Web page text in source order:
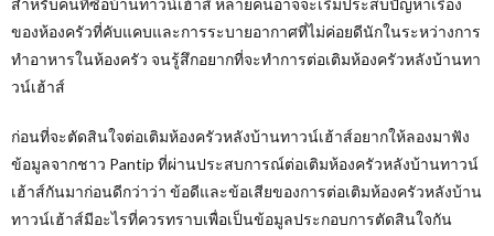
สำหรับคนที่ซื้อบ้านทาวน์เฮ้าส์ หลายคนอาจจะเริ่มประสบปัญหาเรื่อง
ของห้องครัวที่คับแคบและการระบายอากาศที่ไม่ค่อยดีนักในระหว่างการ
ทำอาหารในห้องครัว จนรู้สึกอยากที่จะทำการต่อเติมห้องครัวหลังบ้านทา
วน์เฮ้าส์
ก่อนที่จะตัดสินใจต่อเติมห้องครัวหลังบ้านทาวน์เฮ้าส์อยากให้ลองมาฟัง
ข้อมูลจากชาว Pantip ที่ผ่านประสบการณ์ต่อเติมห้องครัวหลังบ้านทาวน์
เฮ้าส์กันมาก่อนดีกว่าว่า ข้อดีและข้อเสียของการต่อเติมห้องครัวหลังบ้าน
ทาวน์เฮ้าส์มีอะไรที่ควรทราบเพื่อเป็นข้อมูลประกอบการตัดสินใจกัน